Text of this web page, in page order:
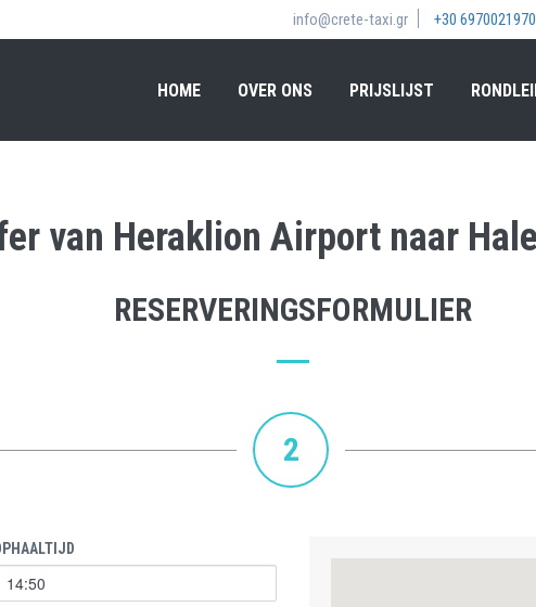
info@crete-taxi.gr +30 6970021970
HOME OVER ONS PRIJSLIJST
van Heraklion Airport naar
RESERVERINGSFORMULIER
2